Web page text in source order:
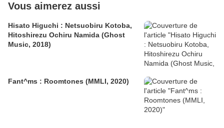
Vous aimerez aussi
Hisato Higuchi : Netsuobiru Kotoba,
Hitoshirezu Ochiru Namida (Ghost
Music, 2018)
Fant^ms : Roomtones (MMLI, 2020)